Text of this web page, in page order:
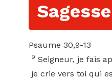
Sagesse
Psaume 30,9-13
9 Seigneur, je fais
je crie vers toi qui